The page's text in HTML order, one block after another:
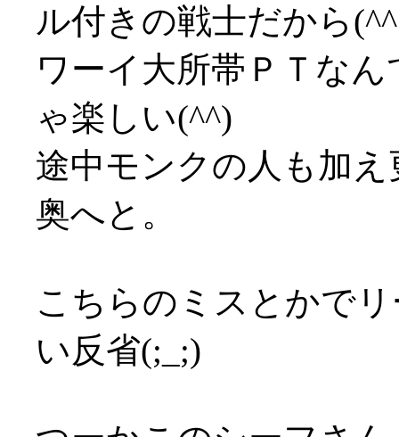
ル付きの戦士だから
ワーイ大所帯ＰＴな
ゃ楽しい(^^)
途中モンクの人も加
奥へと。
こちらのミスとかで
い反省(;_;)